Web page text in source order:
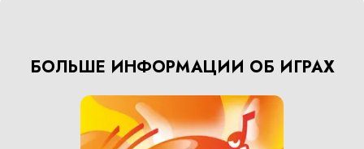
БОЛЬШЕ ИНФОРМАЦИИ ОБ ИГРАХ